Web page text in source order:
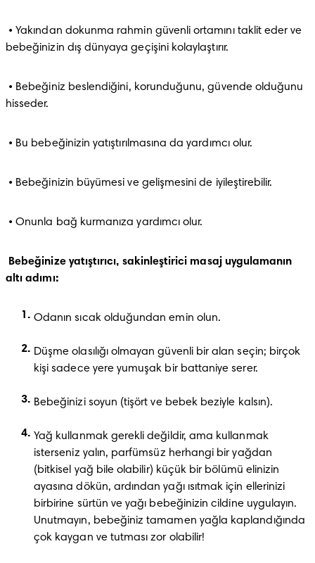
bebeğinizin dış dünyaya geçişini kolaylaştırır.
hisseder.
• Bu bebeğinizin yatıştırılmasına da yardımcı olur.
• Bebeğinizin büyümesi ve gelişmesini de iyileştirebilir.
• Onunla bağ kurmanıza yardımcı olur.
Bebeğinize yatıştırıcı, sakinleştirici masaj uygulamanın
altı adımı:
Odanın sıcak olduğundan emin olun.
Düşme olasılığı olmayan güvenli bir alan seçin; birçok
kişi sadece yere yumuşak bir battaniye serer.
Bebeğinizi soyun (tişört ve bebek beziyle kalsın).
Yağ kullanmak gerekli değildir, ama kullanmak
isterseniz yalın, parfümsüz herhangi bir yağdan
(bitkisel yağ bile olabilir) küçük bir bölümü elinizin
ayasına dökün, ardından yağı ısıtmak için ellerinizi
birbirine sürtün ve yağı bebeğinizin cildine uygulayın.
Unutmayın, bebeğiniz tamamen yağla kaplandığında
çok kaygan ve tutması zor olabilir!